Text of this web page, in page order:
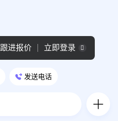
发送电话
进报价 立即登录